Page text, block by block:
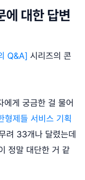
에 대한 답변
Q&A] 시리즈의 콘
에게 궁금한 걸 물어
형제들 서비스 기획
려 33개나 달렸는데
정말 대단한 거 같